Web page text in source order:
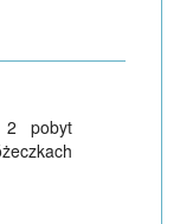
2 pobyt